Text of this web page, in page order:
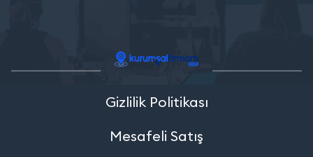
Gizlilik Politikası
Mesafeli Satış